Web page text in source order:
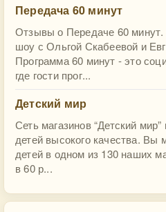
Передача 60 минут
Отзывы о Передаче 60
шоу с Ольгой Скабеевой и
Программа 60 минут - это
где гости прог...
Детский мир
Сеть магазинов “Детский
детей высокого качества. Вы
детей в одном из 130 наших
в 60 р...